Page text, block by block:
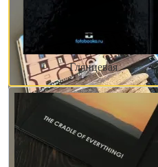
Глянцевая